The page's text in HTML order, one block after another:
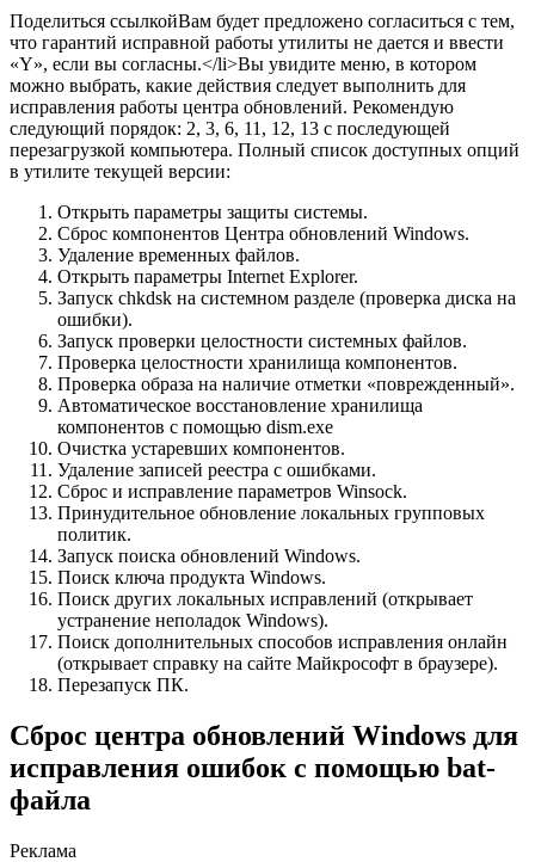
Поделиться ссылкойВам будет предложено согласиться с тем,
что гарантий исправной работы утилиты не дается и ввести
«Y», если вы согласны.</li>Вы увидите меню, в котором
можно выбрать, какие действия следует выполнить для
исправления работы центра обновлений. Рекомендую
следующий порядок: 2, 3, 6, 11, 12, 13 с последующей
перезагрузкой компьютера. Полный список доступных опций
в утилите текущей версии:
Открыть параметры защиты системы.
Сброс компонентов Центра обновлений Windows.
Удаление временных файлов.
Открыть параметры Internet Explorer.
Запуск chkdsk на системном разделе (проверка диска на
ошибки).
Запуск проверки целостности системных файлов.
Проверка целостности хранилища компонентов.
Проверка образа на наличие отметки «поврежденный».
Автоматическое восстановление хранилища
компонентов с помощью dism.exe
Очистка устаревших компонентов.
Удаление записей реестра с ошибками.
Сброс и исправление параметров Winsock.
Принудительное обновление локальных групповых
политик.
Запуск поиска обновлений Windows.
Поиск ключа продукта Windows.
Поиск других локальных исправлений (открывает
устранение неполадок Windows).
Поиск дополнительных способов исправления онлайн
(открывает справку на сайте Майкрософт в браузере).
Перезапуск ПК.
Сброс центра обновлений Windows для
исправления ошибок с помощью bat-
файла
Реклама